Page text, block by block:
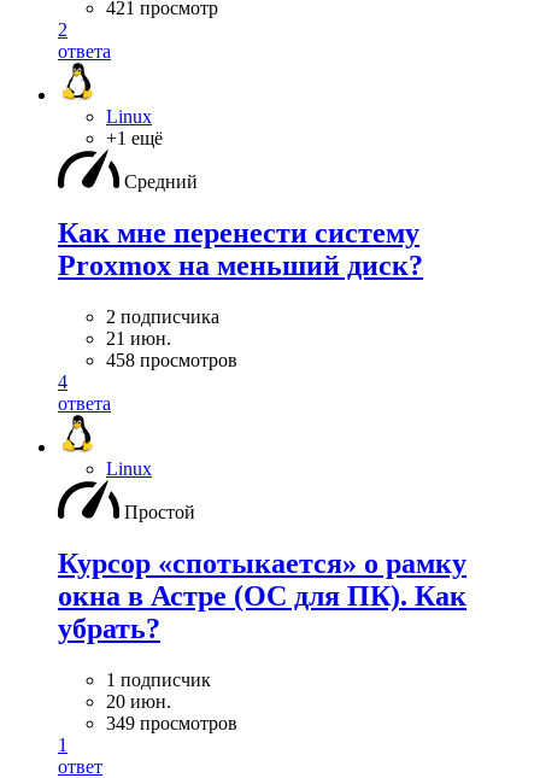
421 просмотр
2
ответа
Linux
+1 ещё
Средний
Как мне перенести систему
Proxmox на меньший диск?
2 подписчика
21 июн.
458 просмотров
4
ответа
Linux
Простой
Курсор «спотыкается» о рамку
окна в Астре (ОС для ПК). Как
убрать?
1 подписчик
20 июн.
349 просмотров
1
ответ